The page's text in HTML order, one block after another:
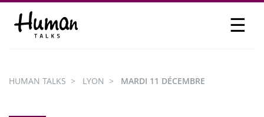
☰
PARTICIPER
HUMAN TALKS LYON MARDI 11 DÉCEMBRE